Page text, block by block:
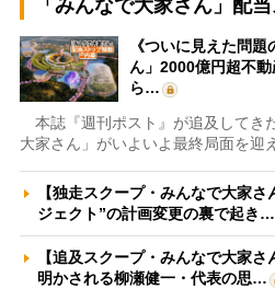
「みんなで大家さん」配
《ついに見えた問
ん」2000億円超不
ら…
本誌『週刊ポスト』が追及してき
大家さん」がいよいよ最終局面を迎
【独走スクープ・みんなで大家
ジェクト”の計画変更の裏で起き…
【追及スクープ・みんなで大家
明かされる柳瀬健一・代表の思…